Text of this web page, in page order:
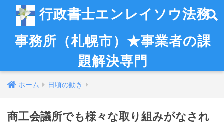
行政書士エンレイソウ法務
事務所（札幌市）★事業者の課
題解決専門
ホーム 日頃の動き
商工会議所でも様々な取り組みがなされ